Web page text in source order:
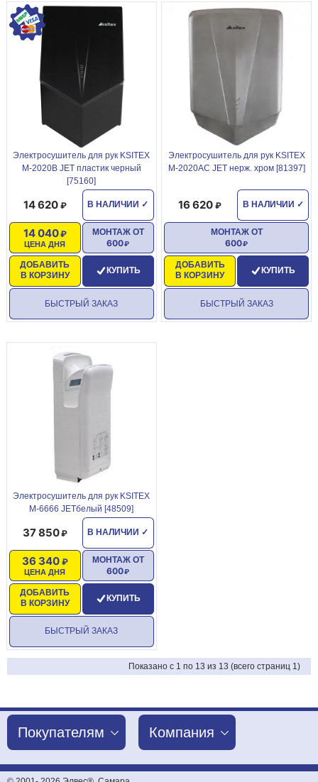
Электросушитель для рук KSITEX
M-2020B JET пластик черный
[75160]
В НАЛИЧИИ ✓
14 620
ЦЕНА ДНЯ
14 040
ДОБАВИТЬ
В КОРЗИНУ
МОНТАЖ ОТ
600
КУПИТЬ
БЫСТРЫЙ ЗАКАЗ
Электросушитель для рук KSITEX
M-2020АC JET нерж. хром [81397]
В НАЛИЧИИ ✓
16 620
ДОБАВИТЬ
В КОРЗИНУ
МОНТАЖ ОТ
600
КУПИТЬ
БЫСТРЫЙ ЗАКАЗ
Электросушитель для рук KSITEX
M-6666 JETбелый [48509]
В НАЛИЧИИ ✓
37 850
ЦЕНА ДНЯ
36 340
ДОБАВИТЬ
В КОРЗИНУ
МОНТАЖ ОТ
600
КУПИТЬ
БЫСТРЫЙ ЗАКАЗ
Показано с 1 по 13 из 13 (всего страниц 1)
Покупателям Компания